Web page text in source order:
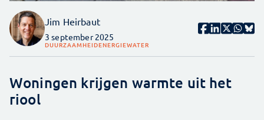
Jim Heirbaut
3 september 2025
DUURZAAMHEIDENERGIEWATER
Woningen krijgen warmte uit het
riool